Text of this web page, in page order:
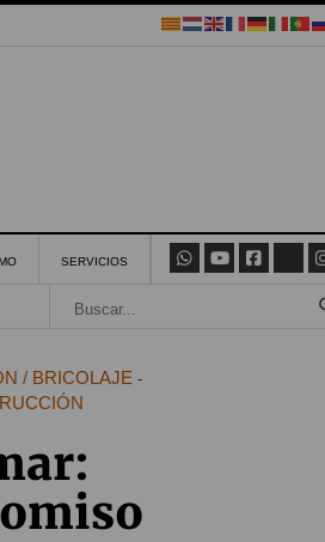
SERVICIOS
/ BRICOLAJE -